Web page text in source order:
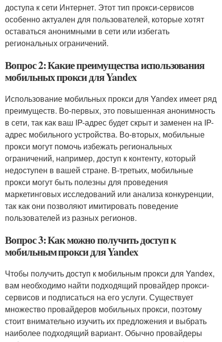
доступа к сети Интернет. Этот тип прокси-сервисов
особенно актуален для пользователей, которые хотят
оставаться анонимными в сети или избегать
региональных ограничений.
Вопрос 2: Какие преимущества использования
мобильных прокси для Yandex
Использование мобильных прокси для Yandex имеет ряд
преимуществ. Во-первых, это повышенная анонимность
в сети, так как ваш IP-адрес будет скрыт и заменен на IP-
адрес мобильного устройства. Во-вторых, мобильные
прокси могут помочь избежать региональных
ограничений, например, доступ к контенту, который
недоступен в вашей стране. В-третьих, мобильные
прокси могут быть полезны для проведения
маркетинговых исследований или анализа конкуренции,
так как они позволяют имитировать поведение
пользователей из разных регионов.
Вопрос 3: Как можно получить доступ к
мобильным прокси для Yandex
Чтобы получить доступ к мобильным прокси для Yandex,
вам необходимо найти подходящий провайдер прокси-
сервисов и подписаться на его услуги. Существует
множество провайдеров мобильных прокси, поэтому
стоит внимательно изучить их предложения и выбрать
наиболее подходящий вариант. Обычно провайдеры